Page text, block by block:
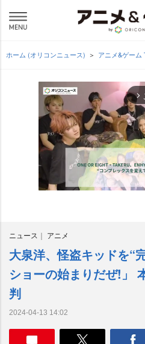
ホーム (オリコンニュース) アニメ&ゲーム
arrow_forward_ios
ニュース アニメ
大泉洋、怪盗キッドを“
ショーの始まりだぜ!」
判
2024-04-13 14:02